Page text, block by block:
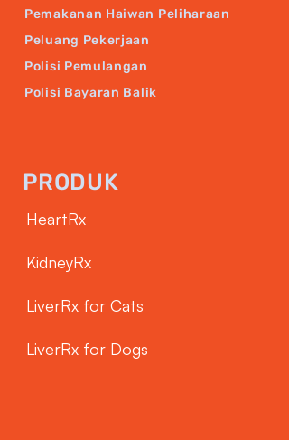
Pemakanan Haiwan Peliharaan
Peluang Pekerjaan
Polisi Pemulangan
Polisi Bayaran Balik
PRODUK
HeartRx
KidneyRx
LiverRx for Cats
LiverRx for Dogs